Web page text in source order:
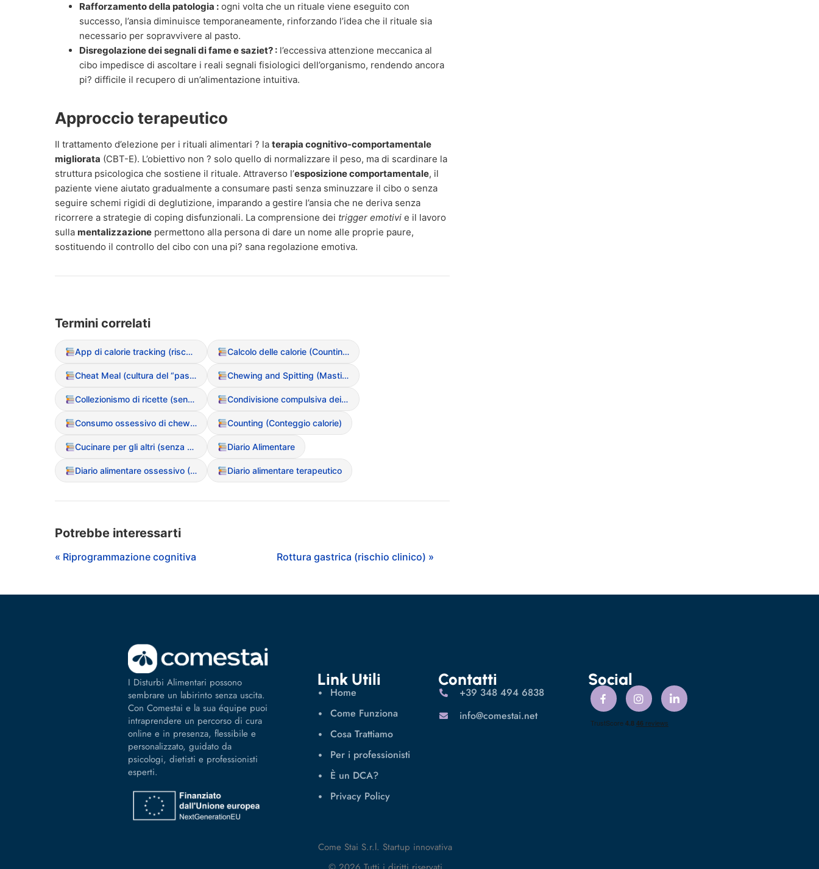
Rafforzamento della patologia : ogni volta che un rituale viene eseguito con
successo, l’ansia diminuisce temporaneamente, rinforzando l’idea che il rituale sia
necessario per sopravvivere al pasto.
Disregolazione dei segnali di fame e saziet? : l’eccessiva attenzione meccanica al
cibo impedisce di ascoltare i reali segnali fisiologici dell’organismo, rendendo ancora
pi? difficile il recupero di un’alimentazione intuitiva.
Approccio terapeutico
Il trattamento d’elezione per i rituali alimentari ? la terapia cognitivo-comportamentale
migliorata (CBT-E). L’obiettivo non ? solo quello di normalizzare il peso, ma di scardinare la
struttura psicologica che sostiene il rituale. Attraverso l’esposizione comportamentale, il
paziente viene aiutato gradualmente a consumare pasti senza sminuzzare il cibo o senza
seguire schemi rigidi di deglutizione, imparando a gestire l’ansia che ne deriva senza
ricorrere a strategie di coping disfunzionali. La comprensione dei trigger emotivi e il lavoro
sulla mentalizzazione permettono alla persona di dare un nome alle proprie paure,
sostituendo il controllo del cibo con una pi? sana regolazione emotiva.
Termini correlati
App di calorie tracking (rischi e dipendenza) Calcolo delle calorie (Counting ossessivo)
Cheat Meal (cultura del “pasto sgarro”) Chewing and Spitting (Mastica e sputa)
Collezionismo di ricette (senza mai cucinarle) Condivisione compulsiva dei pasti
Consumo ossessivo di chewing-gum Counting (Conteggio calorie)
Cucinare per gli altri (senza assaggiare o mangiare) Diario Alimentare
Diario alimentare ossessivo (Tracking millimetrico) Diario alimentare terapeutico
Potrebbe interessarti
« Riprogrammazione cognitiva Rottura gastrica (rischio clinico) »
I Disturbi Alimentari possono
sembrare un labirinto senza uscita.
Con Comestai e la sua équipe puoi
intraprendere un percorso di cura
online e in presenza, flessibile e
personalizzato, guidato da
psicologi, dietisti e professionisti
esperti.
Link Utili
Home
Come Funziona
Cosa Trattiamo
Per i professionisti
È un DCA?
Privacy Policy
Contatti
‪+39 348 494 6838
info@comestai.net
Social
Come Stai S.r.l. Startup innovativa